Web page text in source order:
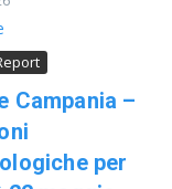
Campania –
per